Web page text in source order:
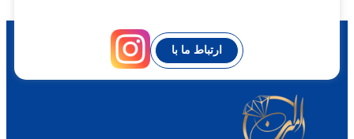
ارتباط ما با